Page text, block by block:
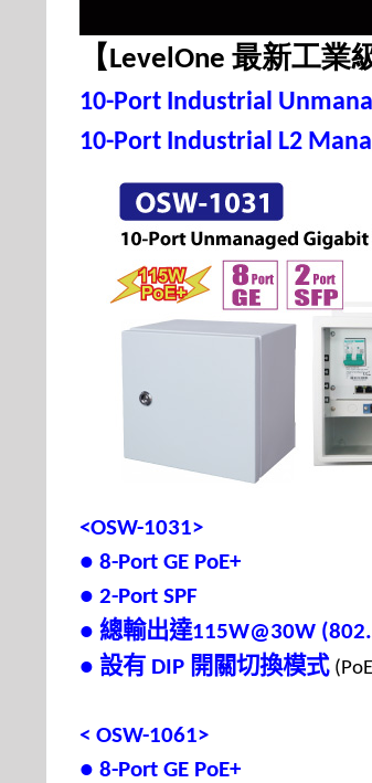
【LevelOne 最新工業
10-Port Industrial
10-Port Industrial L2
<OSW-1031>
● 8-Port GE PoE+
● 2-Port SPF
● 總輸出達115W@30W
● 設有 DIP 開關切換模式
< OSW-1061>
● 8-Port GE PoE+